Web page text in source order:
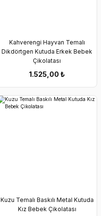
Kahverengi Hayvan Temalı
Dikdörtgen Kutuda Erkek Bebek
Çikolatası
1.525,00₺
Kuzu Temalı Baskılı Metal Kutuda
Kız Bebek Çikolatası